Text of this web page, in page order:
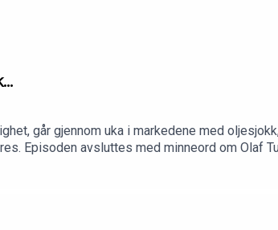
går gjennom uka i markedene med
Episoden avsluttes med minneord om Olaf
for skjermtid(21:07) Ukens research: AI-
varsel(44:24) Råvarer og krypto: olje,